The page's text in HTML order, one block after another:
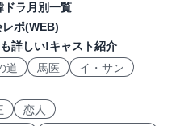
ドラ月別一覧
ポ(WEB)
詳しい!キャスト紹介
道 馬医
イ・サン
恋人